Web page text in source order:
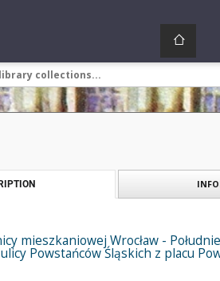
mieszkaniowej Wrocław -
Powstańców Śląskich z placu